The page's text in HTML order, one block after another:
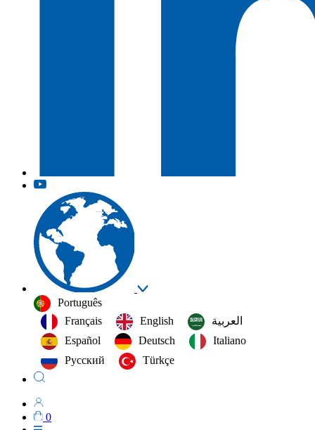
Português
Français
English
العربية‏
Español
Deutsch
Italiano
Русский
Türkçe
0